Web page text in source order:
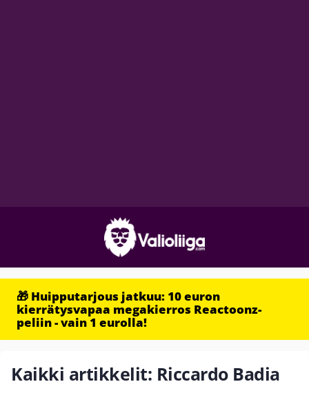
🎁 Huipputarjous jatkuu: 10 euron
kierrätysvapaa megakierros Reactoonz-
peliin - vain 1 eurolla!
Kaikki artikkelit: Riccardo Badia